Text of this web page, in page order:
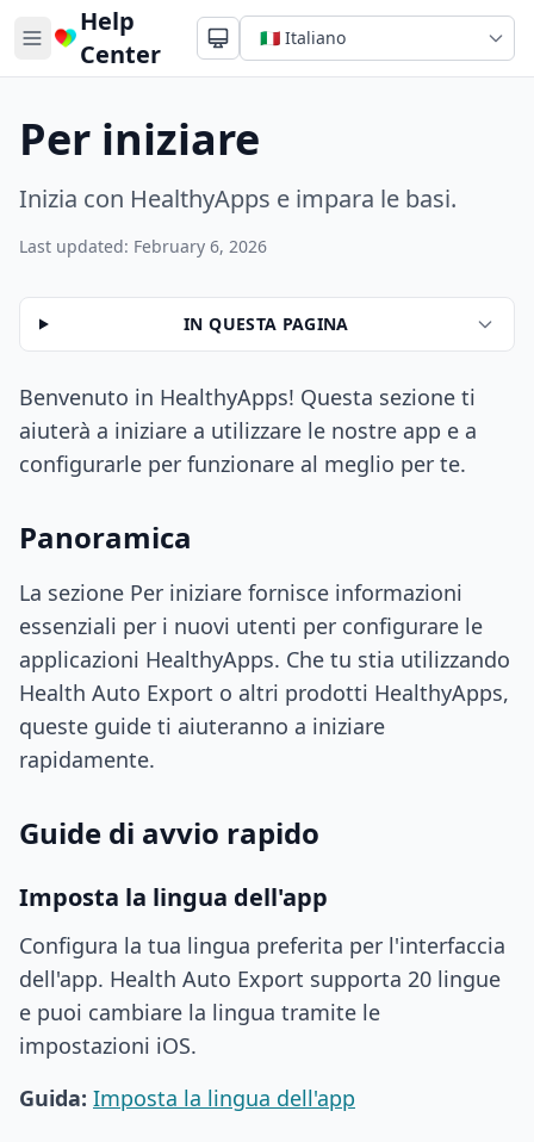
Help
Center
Per iniziare
Inizia con HealthyApps e impara le basi.
Last updated: February 6, 2026
IN QUESTA PAGINA
Benvenuto in HealthyApps! Questa sezione ti
aiuterà a iniziare a utilizzare le nostre app e a
configurarle per funzionare al meglio per te.
Panoramica
La sezione Per iniziare fornisce informazioni
essenziali per i nuovi utenti per configurare le
applicazioni HealthyApps. Che tu stia utilizzando
Health Auto Export o altri prodotti HealthyApps,
queste guide ti aiuteranno a iniziare
rapidamente.
Guide di avvio rapido
Imposta la lingua dell'app
Configura la tua lingua preferita per l'interfaccia
dell'app. Health Auto Export supporta 20 lingue
e puoi cambiare la lingua tramite le
impostazioni iOS.
Guida: Imposta la lingua dell'app